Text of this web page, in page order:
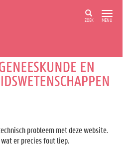
ZOEK MENU
probleem met deze website.
er precies fout liep.